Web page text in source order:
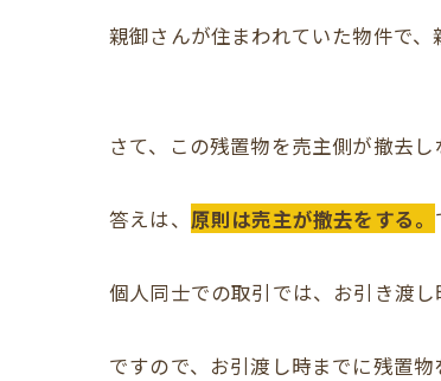
親御さんが住まわれていた物件で
さて、この残置物を売主側が撤去
答えは、 原則は売主が撤去をする。
個人同士での取引では、お引き渡
ですので、お引渡し時までに残置物